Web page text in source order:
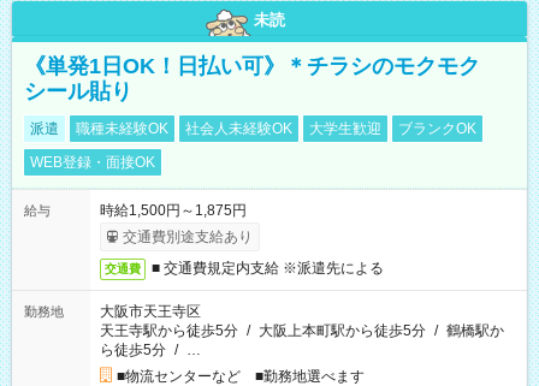
未読
《単発1日OK！日払い可》＊チラシのモクモク
シール貼り
派遣 職種未経験OK 社会人未経験OK 大学生歓迎
ブランクOK
WEB登録・面接OK
給与
時給1,500円～1,875円
交通費別途支給あり
交通費 ■ 交通費規定内支給 ※派遣先による
勤務地
大阪市天王寺区
天王寺駅から徒歩5分 / 大阪上本町駅から徒歩5分 / 鶴橋駅か
ら徒歩5分 / …
■物流センターなど ■勤務地選べます